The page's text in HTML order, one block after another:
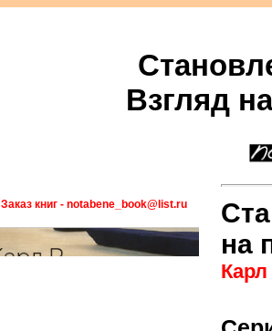
Взгляд
Заказ книг - notabene_book@list.ru
на